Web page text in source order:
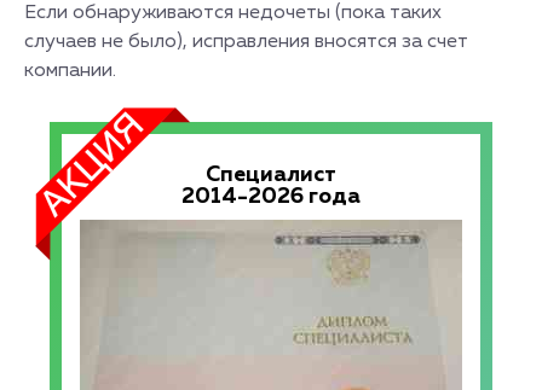
Если обнаруживаются недочеты (пока таких
случаев не было), исправления вносятся за счет
компании.
Специалист
2014-2026 года